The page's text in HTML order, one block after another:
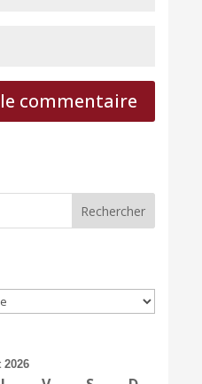
commentaire
2026